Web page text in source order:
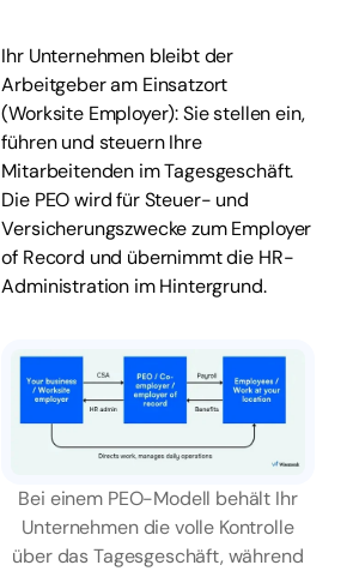
Ihr Unternehmen bleibt der
Arbeitgeber am Einsatzort
(Worksite Employer): Sie stellen ein,
führen und steuern Ihre
Mitarbeitenden im Tagesgeschäft.
Die PEO wird für Steuer- und
Versicherungszwecke zum Employer
of Record und übernimmt die HR-
Administration im Hintergrund.
Bei einem PEO-Modell behält Ihr
Unternehmen die volle Kontrolle
über das Tagesgeschäft, während